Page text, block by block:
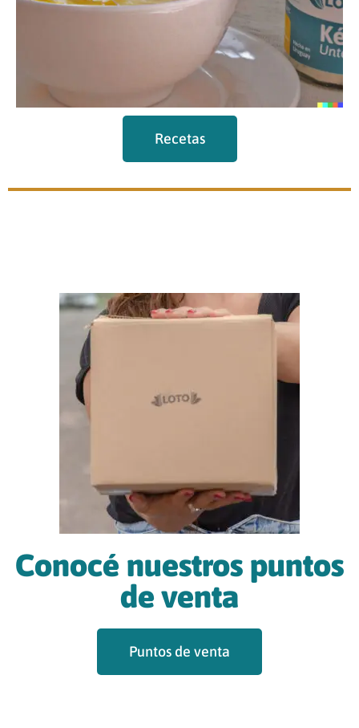
Recetas
Conocé nuestros puntos
de venta
Puntos de venta